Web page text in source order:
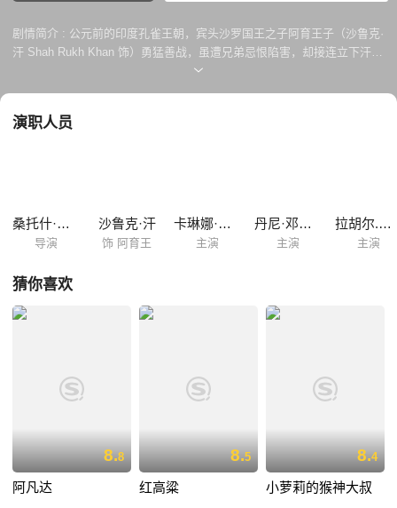
剧情简介 : 公元前的印度孔雀王朝，宾头沙罗国王之子阿育王子（沙鲁克·
汗 Shah Rukh Khan 饰）勇猛善战，虽遭兄弟忌恨陷害，却接连立下汗马
功劳，声望扶摇直上。面对荆棘环绕的王位，阿育起先沉着应对，不以为
Kareena Kapoor 饰）。失意时节相知相守，一对不平凡的青年男女爱情
渐膨胀。 史上最伟大的护法转轮王阿育，亘古流传的王者传奇……
演职人员
桑托什·斯万
导演
沙鲁克·汗
饰 阿育王
卡琳娜·卡普尔
主演
丹尼·邓宗帕
主演
拉胡尔.戴夫
主演
猜你喜欢
8.8
阿凡达
8.5
红高粱
8.4
小萝莉的猴神大叔